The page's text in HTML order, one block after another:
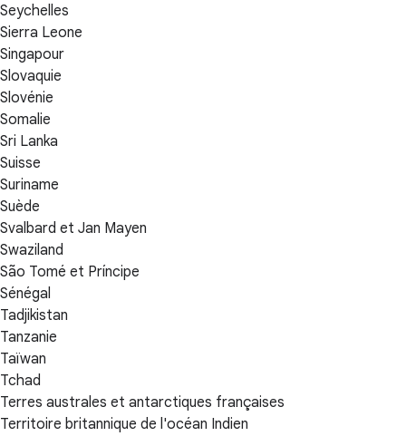
Seychelles
Sierra Leone
Singapour
Slovaquie
Slovénie
Somalie
Sri Lanka
Suisse
Suriname
Suède
Svalbard et Jan Mayen
Swaziland
São Tomé et Príncipe
Sénégal
Tadjikistan
Tanzanie
Taïwan
Tchad
Terres australes et antarctiques françaises
Territoire britannique de l'océan Indien